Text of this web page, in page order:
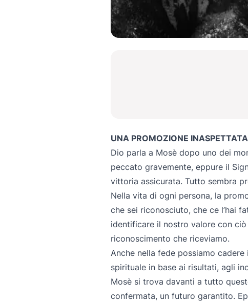
UNA PROMOZIONE INASPETTATA
Dio parla a Mosè dopo uno dei
peccato gravemente, eppure il
vittoria assicurata. Tutto sembra
Nella vita di ogni persona, la
che sei riconosciuto, che ce l’hai
identificare il nostro valore con
riconoscimento che riceviamo.
Anche nella fede possiamo
spirituale in base ai risultati, agli
Mosè si trova davanti a tutto
confermata, un futuro garantito.